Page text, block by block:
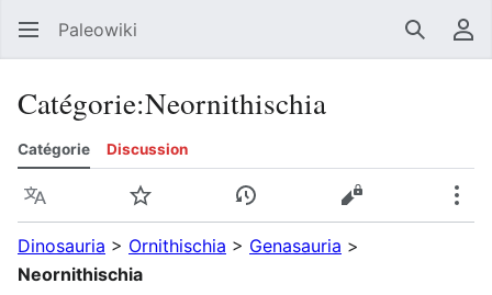
Paleowiki
Catégorie:Neornithischia
Catégorie Discussion
Langue Suivre Voir l’historiqueVoir le texte Plus
Dinosauria > Ornithischia > Genasauria >
Neornithischia